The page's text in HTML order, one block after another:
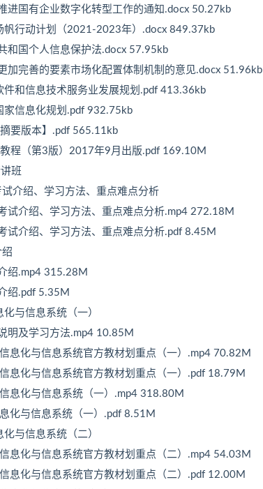
进国有企业数字化转型工作的通知.docx 50.27kb
帆行动计划（2021-2023年）.docx 849.37kb
和国个人信息保护法.docx 57.95kb
加完善的要素市场化配置体制机制的意见.docx 51.96kb
件和信息技术服务业发展规划.pdf 413.36kb
家信息化规划.pdf 932.75kb
要版本】.pdf 565.11kb
程（第3版）2017年9月出版.pdf 169.10M
班
介绍、学习方法、重点难点分析
试介绍、学习方法、重点难点分析.mp4 272.18M
试介绍、学习方法、重点难点分析.pdf 8.45M
绍.mp4 315.28M
绍.pdf 5.35M
与信息系统（一）
明及学习方法.mp4 10.85M
息化与信息系统官方教材划重点（一）.mp4 70.82M
息化与信息系统官方教材划重点（一）.pdf 18.79M
息化与信息系统（一）.mp4 318.80M
化与信息系统（一）.pdf 8.51M
与信息系统（二）
息化与信息系统官方教材划重点（二）.mp4 54.03M
息化与信息系统官方教材划重点（二）.pdf 12.00M